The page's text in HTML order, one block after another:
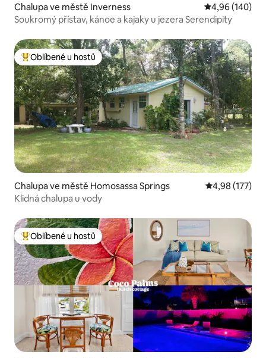
Chalupa ve městě Inverness Průměrné
4,96 (140)
Soukromý přístav, kánoe a kajaky u jezera Serendipity
Nejlepší v kategorii Oblíbené u hostů
Oblíbené u hostů
Chalupa ve městě Homosassa Springs Průměrné
4,98 (177)
Klidná chalupa u vody
Nejlepší v kategorii Oblíbené u hostů
Oblíbené u hostů